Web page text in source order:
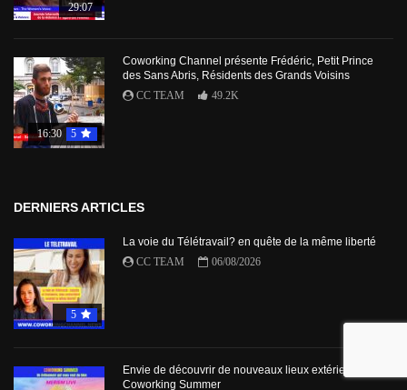
29:07
16:30 5
Coworking Channel présente Frédéric, Petit Prince
des Sans Abris, Résidents des Grands Voisins
CC TEAM
49.2K
DERNIERS ARTICLES
5
La voie du Télétravail? en quête de la même liberté
CC TEAM
06/08/2026
Envie de découvrir de nouveaux lieux extérieurs avec
Coworking Summer